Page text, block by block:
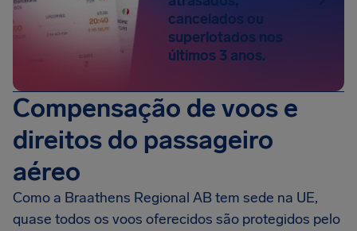
cancelados ou
superlotados nos
últimos 3 anos.
Compensação de voos e
direitos do passageiro
aéreo
Como a Braathens Regional AB tem sede na UE,
quase todos os voos oferecidos são protegidos pelo